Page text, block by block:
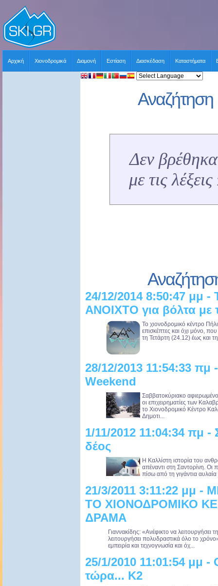
Αρχική Χιονοδρομικά Διαμονή Εστίαση Διασκέδαση Καταστήματα
Αναζήτηση
Δεν
με τις
24/12/2014 8:50:47 μμ -
ΑΝΟΙΧΤΟ για βόλτα με
Το χιονοδρομικό κέντρο
επισκέπτες και όχι μόνο,
τη Τετάρτη (24.12) έως και
28/12/2013 11:54:33 πμ
Weekend
Σαββατοκύριακο
οι επιχειρηματίες των
το Χιονοδρομικό Κέντρο
Δημοτι...
1/11/2012 11:04:34 πμ -
δέος
Η Καλλίστη ιστορία του
απέναντι στη Σαντορίνη. Οι
πίσω από τη γιγάντια
21/3/2011 3:11:22 μμ -
ΤΟ ΧΙΟΝΟΔΡΟΜΙΚΟ
ΔΡΑΜΑ
Γιαννακίδης: «Ανέφικτο να
λειτουργήσει πολυδραστικά όλο το
εμπειρία και τεχνογνωσία και όχ...
25/1/2010 11:01:54 μμ -
τώρα... Κ2